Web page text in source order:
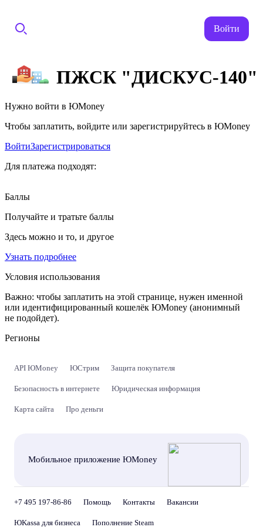
Войти
ПЖСК "ДИСКУС-140"
Нужно войти в ЮMoney
Чтобы заплатить, войдите или зарегистрируйтесь в ЮMoney
ВойтиЗарегистрироваться
Для платежа подходят:
Баллы
Получайте и тратьте баллы
Здесь можно и то, и другое
Узнать подробнее
Условия использования
Важно: чтобы заплатить на этой странице, нужен именной
или идентифицированный кошелёк ЮMoney (анонимный
не подойдет).
Регионы
API ЮMoney ЮСтрим Защита покупателя
Безопасность в интернете Юридическая информация
Карта сайта Про деньги
Мобильное приложение ЮMoney
+7 495 197-86-86 Помощь Контакты Вакансии
ЮKassa для бизнеса Пополнение Steam